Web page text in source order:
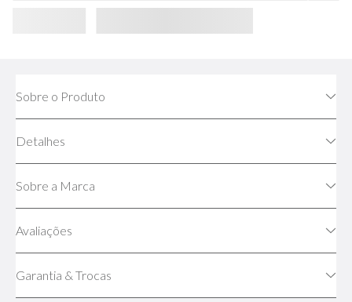
Sobre o Produto
Detalhes
Sobre a Marca
Avaliações
Garantia & Trocas